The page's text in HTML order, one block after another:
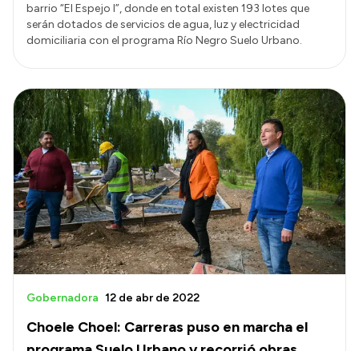
barrio “El Espejo I”, donde en total existen 193 lotes que
serán dotados de servicios de agua, luz y electricidad
domiciliaria con el programa Río Negro Suelo Urbano.
Choele Choel: Carreras puso en marcha el
Gobernadora 12 de abr de 2022